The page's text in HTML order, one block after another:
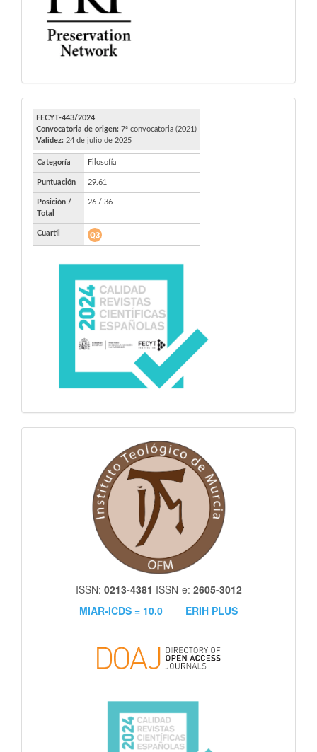
FECYT
ISSN: 0213-4381 ISSN-e: 2605-3012
MIAR-ICDS = 10.0
ERIH PLUS